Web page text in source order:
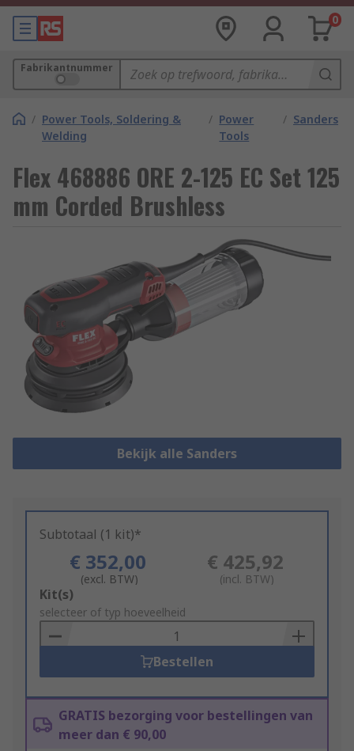
0
Fabrikantnummer
/ Power Tools, Soldering &
Welding
/ Power
Tools
/ Sanders
Flex 468886 ORE 2-125 EC Set 125
mm Corded Brushless
Bekijk alle Sanders
Subtotaal (1 kit)*
€ 352,00
(excl. BTW)
€ 425,92
(incl. BTW)
Add
to
Basket
Kit(s)
selecteer of typ hoeveelheid
Bestellen
GRATIS bezorging voor bestellingen van
meer dan € 90,00